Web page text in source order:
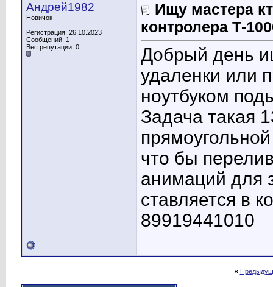
Андрей1982
Новичок
Регистрация: 26.10.2023
Сообщений: 1
Вес репутации: 0
Ищу мастера
контролера Т-
Добрый день
удаленки или
ноутбуком
Задача такая
что бы
анимаций для
ставляется в
89919441010
«